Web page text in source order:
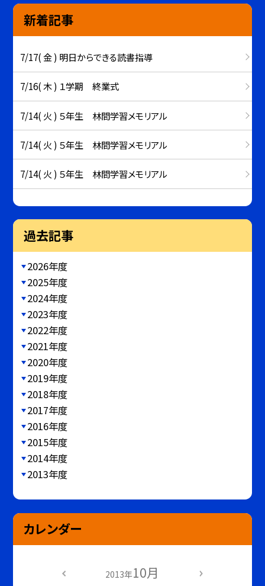
新着記事
7/17( 金 ) 明日からできる読書指導
7/16( 木 ) １学期 終業式
7/14( 火 ) ５年生 林間学習メモリアル
7/14( 火 ) ５年生 林間学習メモリアル
7/14( 火 ) ５年生 林間学習メモリアル
過去記事
2026年度
2025年度
2024年度
2023年度
2022年度
2021年度
2020年度
2019年度
2018年度
2017年度
2016年度
2015年度
2014年度
2013年度
カレンダー
2013年10月